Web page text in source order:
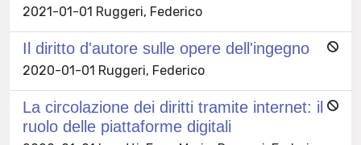
2021-01-01 Ruggeri, Federico
Il diritto d'autore sulle opere dell'ingegno
2020-01-01 Ruggeri, Federico
La circolazione dei diritti tramite internet: il
ruolo delle piattaforme digitali